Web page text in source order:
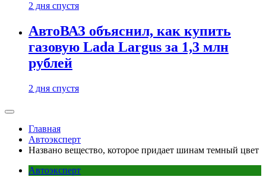
2 дня спустя
АвтоВАЗ объяснил, как купить
газовую Lada Largus за 1,3 млн
рублей
2 дня спустя
Главная
Автоэксперт
Названо вещество, которое придает шинам темный цвет
Автоэксперт